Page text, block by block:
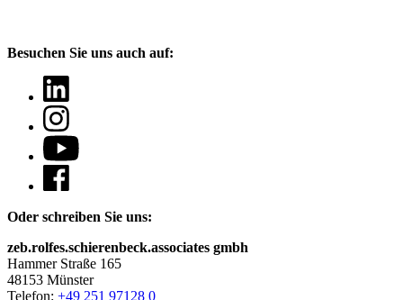
Besuchen Sie uns auch auf:
Oder schreiben Sie uns:
zeb.rolfes.schierenbeck.associates gmbh
Hammer Straße 165
48153 Münster
Telefon: +49 251 97128 0